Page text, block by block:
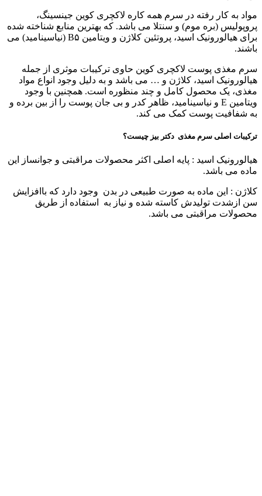
مواد به کار رفته در سرم همه کاره لاکچری کوین جینسینگ،
پروپولیس (بره موم) و سنتلا می باشد. که بهترین منابع شناخته شده
برای هیالورونیک اسید، پروتئین کلاژن و ویتامین B۵ (نیاسینامید) می
باشند.
سرم مغذی پوست لاکچری کوین حاوی ترکیبات موثری از جمله
هیالورونیک اسید، کلاژن و … می باشد و به دلیل وجود انواع مواد
مغذی، یک محصول کامل و چند منظوره است. همچنین با وجود
ویتامین E و نیاسینامید، ظاهر کدر و بی جان پوست را از بین برده و
به شفافیت پوست کمک می کند.
ترکیبات اصلی سرم مغذی دکتر بیز چیست؟
هیالورونیک اسید : پایه اصلی اکثر محصولات مراقبتی و جوانساز این
ماده می باشد.
کلاژن : این ماده به صورت طبیعی در بدن وجود دارد که باافزایش
سن ازشدت تولیدش کاسته شده و نیاز به استفاده از طریق
محصولات مراقبتی می باشد.